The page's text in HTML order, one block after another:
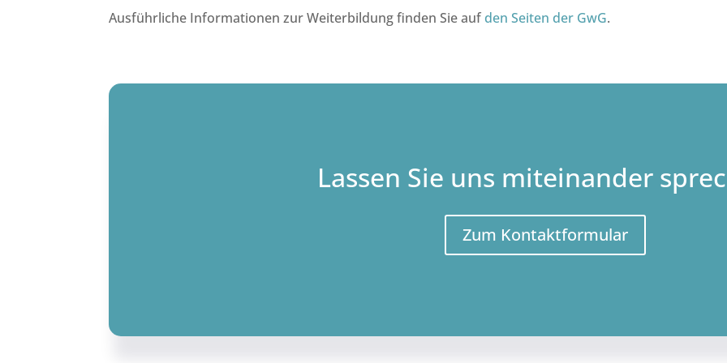
Ausführliche Informationen zur Weiterbildung finden Sie auf den Seiten der GwG.
Lassen Sie uns miteinander
Zum Kontaktformular